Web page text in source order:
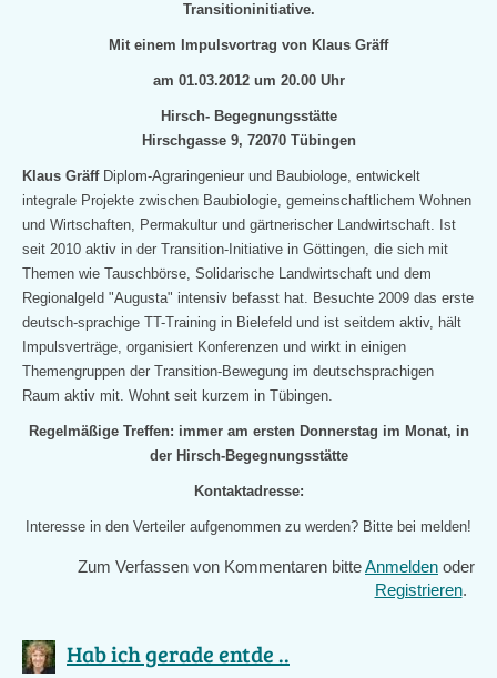
Transitioninitiative.
Mit einem Impulsvortrag von Klaus Gräff
am 01.03.2012 um 20.00 Uhr
Hirsch- Begegnungsstätte
Hirschgasse 9, 72070 Tübingen
Klaus Gräff Diplom-Agraringenieur und Baubiologe, entwickelt
integrale Projekte zwischen Baubiologie, gemeinschaftlichem Wohnen
und Wirtschaften, Permakultur und gärtnerischer Landwirtschaft. Ist
seit 2010 aktiv in der Transition-Initiative in Göttingen, die sich mit
Themen wie Tauschbörse, Solidarische Landwirtschaft und dem
Regionalgeld "Augusta" intensiv befasst hat. Besuchte 2009 das erste
deutsch-sprachige TT-Training in Bielefeld und ist seitdem aktiv, hält
Impulsverträge, organisiert Konferenzen und wirkt in einigen
Themengruppen der Transition-Bewegung im deutschsprachigen
Raum aktiv mit. Wohnt seit kurzem in Tübingen.
Regelmäßige Treffen: immer am ersten Donnerstag im Monat, in
der Hirsch-Begegnungsstätte
Kontaktadresse:
Interesse in den Verteiler aufgenommen zu werden? Bitte bei melden!
Zum Verfassen von Kommentaren bitteAnmelden oder
Registrieren.
Hab ich gerade entde ..